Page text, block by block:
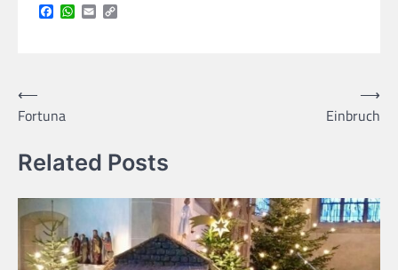
Facebook
WhatsApp
Email
Beitragsnavigation
⟵
Fortuna
Einbruch
⟶
Related Posts